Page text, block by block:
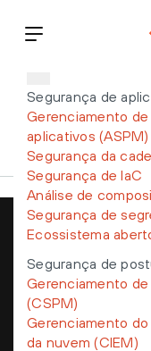
Segurança de
Gerenciamento
aplicativos (ASPM)
Segurança da
Segurança de IaC
Análise de
Segurança de
Ecossistema
Segurança de
Gerenciamento
(CSPM)
Gerenciamento
da nuvem (CIEM)
Receba as
para eventos